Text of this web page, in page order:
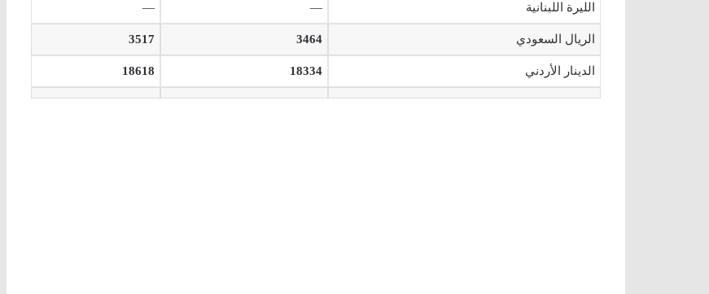
الليرة اللبنانية —
—
الريال السعودي 3464
3517
الدينار الأردني 18334
18618